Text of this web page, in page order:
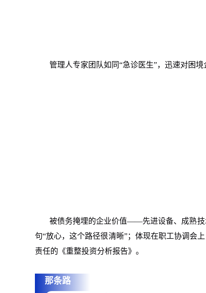
管理人专家团队如同“急诊医生”，迅速对困
被债务掩埋的企业价值——先进设备、成熟技
句“放心，这个路径很清晰”；体现在职工协调会
责任的《重整投资分析报告》。
那条路